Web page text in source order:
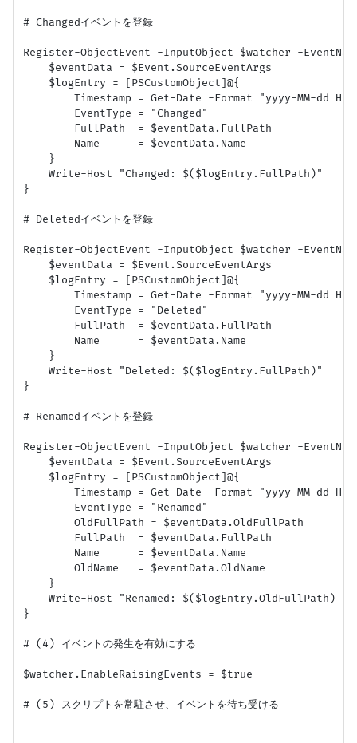
# Changedイベントを登録
Register-ObjectEvent -InputObject $watcher -
    $eventData = $Event.SourceEventArgs
    $logEntry = [PSCustomObject]@{
Timestamp = Get-Date -Format "yyyy-MM-dd
        EventType = "Changed"
        FullPath  = $eventData.FullPath
        Name      = $eventData.Name
    }
    Write-Host "Changed: $($logEntry.FullPath)"
}
# Deletedイベントを登録
Register-ObjectEvent -InputObject $watcher -
    $eventData = $Event.SourceEventArgs
    $logEntry = [PSCustomObject]@{
Timestamp = Get-Date -Format "yyyy-MM-dd
        EventType = "Deleted"
        FullPath  = $eventData.FullPath
        Name      = $eventData.Name
    }
    Write-Host "Deleted: $($logEntry.FullPath)"
}
# Renamedイベントを登録
Register-ObjectEvent -InputObject $watcher -
    $eventData = $Event.SourceEventArgs
    $logEntry = [PSCustomObject]@{
Timestamp = Get-Date -Format "yyyy-MM-dd
        EventType = "Renamed"
        OldFullPath = $eventData.OldFullPath
        FullPath  = $eventData.FullPath
        Name      = $eventData.Name
        OldName   = $eventData.OldName
    }
Write-Host "Renamed: $($logEntry.OldFullPath) -
}
# (4) イベントの発生を有効にする
$watcher.EnableRaisingEvents = $true
# (5) スクリプトを常駐させ、イベントを待ち受ける